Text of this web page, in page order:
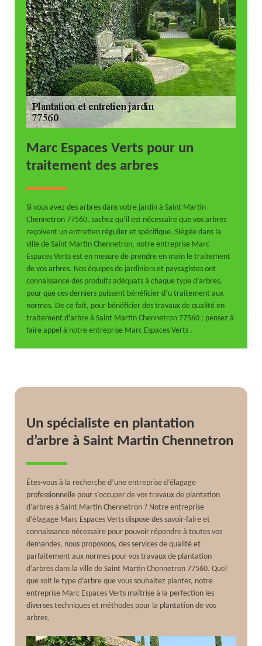
Marc Espaces Verts pour un
traitement des arbres
Si vous avez des arbres dans votre jardin à Saint Martin
Chennetron 77560, sachez qu’il est nécessaire que vos arbres
reçoivent un entretien régulier et spécifique. Siégée dans la
ville de Saint Martin Chennetron, notre entreprise Marc
Espaces Verts est en mesure de prendre en main le traitement
de vos arbres. Nos équipes de jardiniers et paysagistes ont
connaissance des produits adéquats à chaque type d’arbres,
pour que ces derniers puissent bénéficier d’u traitement aux
normes. De ce fait, pour bénéficier des travaux de qualité en
traitement d’arbre à Saint Martin Chennetron 77560 ; pensez à
faire appel à notre entreprise Marc Espaces Verts .
Un spécialiste en plantation
d’arbre à Saint Martin Chennetron
Êtes-vous à la recherche d’une entreprise d’élagage
professionnelle pour s’occuper de vos travaux de plantation
d’arbres à Saint Martin Chennetron ? Notre entreprise
d’élagage Marc Espaces Verts dispose des savoir-faire et
connaissance nécessaire pour pouvoir répondre à toutes vos
demandes, nous proposons, des services de qualité et
parfaitement aux normes pour vos travaux de plantation
d’arbres dans la ville de Saint Martin Chennetron 77560. Quel
que soit le type d’arbre que vous souhaitez planter, notre
entreprise Marc Espaces Verts maîtrise à la perfection les
diverses techniques et méthodes pour la plantation de vos
arbres.